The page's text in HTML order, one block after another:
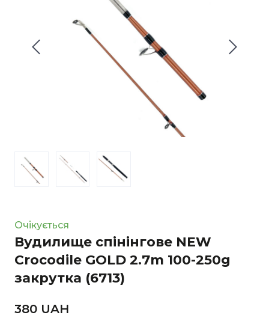
Очікується
Вудилище спінінгове NEW
Crocodile GOLD 2.7m 100-250g
закрутка (6713)
380 UAН